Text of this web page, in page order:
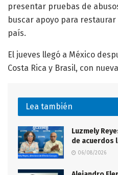
presentar pruebas de
buscar apoyo para
país.
El jueves llegó a México
Costa Rica y Brasil, con
Lea también
Luzmely
de acuerdos
06/08/2026